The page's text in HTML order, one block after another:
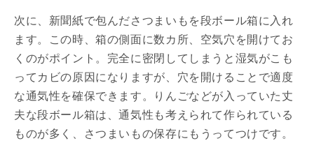
次に、新聞紙で包んださつまいもを段ボール箱に入れ
ます。この時、箱の側面に数カ所、空気穴を開けてお
くのがポイント。完全に密閉してしまうと湿気がこも
ってカビの原因になりますが、穴を開けることで適度
な通気性を確保できます。りんごなどが入っていた丈
夫な段ボール箱は、通気性も考えられて作られている
ものが多く、さつまいもの保存にもうってつけです。